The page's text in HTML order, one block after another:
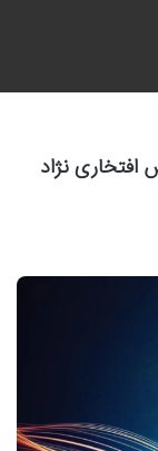
افتخاری نژاد